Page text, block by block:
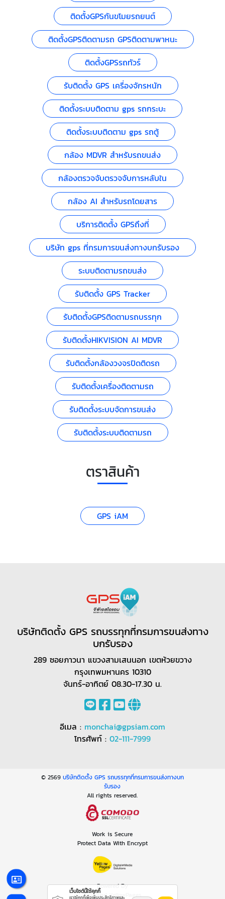
ติดตั้งGPSกันขโมยรถยนต์
ติดตั้งGPSติดตามรถ GPSติดตามพาหนะ
ติดตั้งGPSรถทัวร์
รับติดตั้ง GPS เครื่องจักรหนัก
ติดตั้งระบบติดตาม gps รถกระบะ
ติดตั้งระบบติดตาม gps รถตู้
กล้อง MDVR สำหรับรถขนส่ง
กล้องตรวจจับตรวจจับการหลับใน
กล้อง AI สำหรับรถโดยสาร
บริการติดตั้ง GPSถึงที่
บริษัท gps ที่กรมการขนส่งทางบกรับรอง
ระบบติดตามรถขนส่ง
รับติดตั้ง GPS Tracker
รับติดตั้งGPSติดตามรถบรรทุก
รับติดตั้งHIKVISION AI MDVR
รับติดตั้งกล้องวงจรปิดติดรถ
รับติดตั้งเครื่องติดตามรถ
รับติดตั้งระบบจัดการขนส่ง
รับติดตั้งระบบติดตามรถ
ตราสินค้า
GPS iAM
บริษัทติดตั้ง GPS รถบรรทุกที่กรมการขนส่งทาง
บกรับรอง
289 ซอยภาวนา แขวงสามเสนนอก เขตห้วยขวาง
กรุงเทพมหานคร 10310
จันทร์-อาทิตย์ 08.30-17.30 น.
อีเมล : monchai@gpsiam.com
โทรศัพท์ : 02-111-7999
© 2569 บริษัทติดตั้ง GPS รถบรรทุกที่กรมการขนส่งทางบก
รับรอง
All rights reserved.
Work is Secure
Protect Data With Encrypt
Powered By
Thailand YellowPages
เว็บไซต์นี้ใช้คุกกี้
เราใช้คุกกี้เพื่อเพิ่มประสิทธิภาพและ